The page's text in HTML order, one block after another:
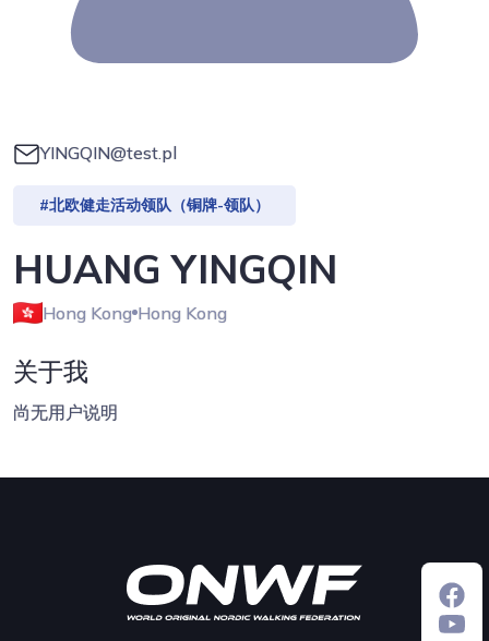
YINGQIN@test.pl
#北欧健走活动领队（铜牌-领队）
HUANG YINGQIN
Hong Kong Hong Kong
关于我
尚无用户说明